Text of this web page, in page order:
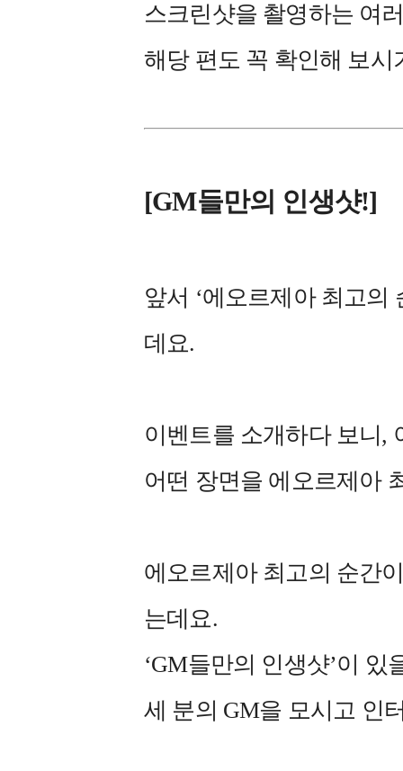
스크린샷을 촬영하는 여
해당 편도 꼭 확인해 보시
[GM들만의 인생샷!]
앞서 ‘에오르제아 최고의
데요.
이벤트를 소개하다 보니,
어떤 장면을 에오르제아
에오르제아 최고의 순간
는데요.
‘GM들만의 인생샷’이
세 분의 GM을 모시고 인